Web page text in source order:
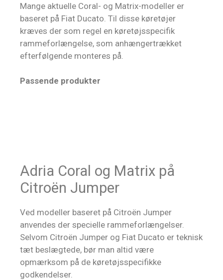
Mange aktuelle Coral- og Matrix-modeller er
baseret på Fiat Ducato. Til disse køretøjer
kræves der som regel en køretøjsspecifik
rammeforlængelse, som anhængertrækket
efterfølgende monteres på.
Passende produkter
Adria Coral og Matrix på
Citroën Jumper
Ved modeller baseret på Citroën Jumper
anvendes der specielle rammeforlængelser.
Selvom Citroën Jumper og Fiat Ducato er teknisk
tæt beslægtede, bør man altid være
opmærksom på de køretøjsspecifikke
godkendelser.